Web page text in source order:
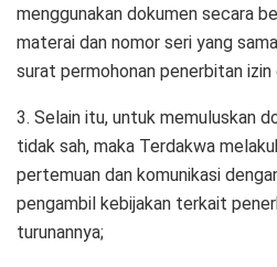
menggunakan dokumen secara
materai dan nomor seri yang
surat permohonan penerbitan izin
3. Selain itu, untuk memuluskan
tidak sah, maka Terdakwa
pertemuan dan komunikasi
pengambil kebijakan terkait
turunannya;